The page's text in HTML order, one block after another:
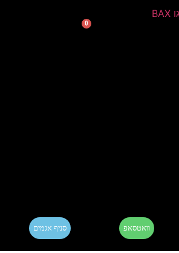
0
וואטסאפ סניף אגמים